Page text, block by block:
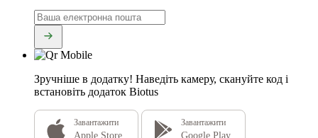
Зручніше в додатку! Наведіть камеру, скануйте код і
встановіть додаток Biotus
Завантажити Завантажити